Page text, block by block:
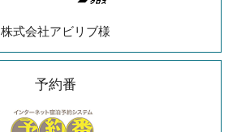
株式会社アビリブ様
予約番